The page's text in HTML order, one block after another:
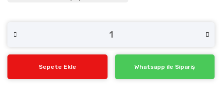
Sepete Ekle Whatsapp ile Sipariş